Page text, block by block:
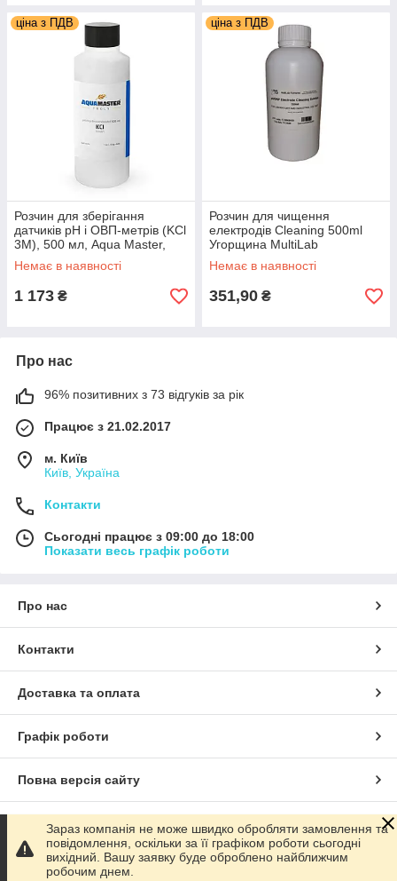
ціна з ПДВ
Розчин для зберігання
датчиків pH і ОВП-метрів (KCl
3M), 500 мл, Aqua Master,
Нідерланди 1304
Немає в наявності
1 173 ₴
ціна з ПДВ
Розчин для чищення
електродів Cleaning 500ml
Угорщина MultiLab
Немає в наявності
351,90 ₴
Про нас
96% позитивних з 73 відгуків за рік
Працює з 21.02.2017
м. Київ
Київ, Україна
Контакти
Сьогодні працює з 09:00 до 18:00
Показати весь графік роботи
Про нас
Контакти
Доставка та оплата
Графік роботи
Повна версія сайту
Сайт створено на маркетплейсі Prom.ua
Політика конфіденційності
Зараз компанія не може швидко обробляти замовлення та
повідомлення, оскільки за її графіком роботи сьогодні
вихідний. Вашу заявку буде оброблено найближчим
робочим днем.